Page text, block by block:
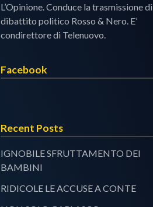
L’Opinione. Conduce la trasmissione di
dibattito politico Rosso & Nero. E’
condirettore di Telenuovo.
Facebook
Recent Posts
IGNOBILE SFRUTTAMENTO DEI
BAMBINI
RIDICOLE LE ACCUSE A CONTE